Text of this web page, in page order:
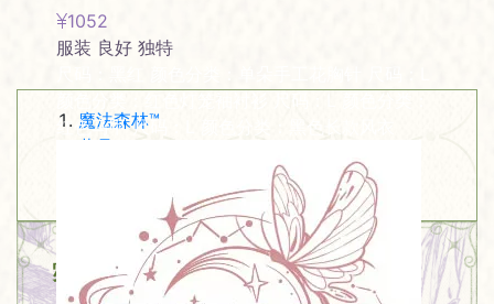
魔法森林™
藏品
密室
1052
服装 良好 独特
红色马甲 尺码：L 颜色分类：黑色长款风衣